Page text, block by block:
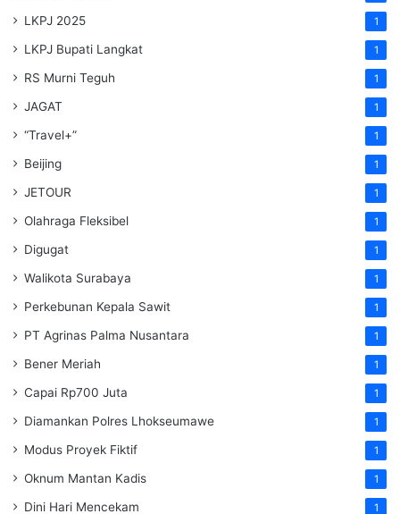
LKPJ 2025 1
LKPJ Bupati Langkat 1
RS Murni Teguh 1
JAGAT 1
“Travel+” 1
Beijing 1
JETOUR 1
Olahraga Fleksibel 1
Digugat 1
Walikota Surabaya 1
Perkebunan Kepala Sawit 1
PT Agrinas Palma Nusantara 1
Bener Meriah 1
Capai Rp700 Juta 1
Diamankan Polres Lhokseumawe 1
Modus Proyek Fiktif 1
Oknum Mantan Kadis 1
Dini Hari Mencekam 1